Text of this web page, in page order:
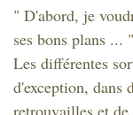
" D'abord, je
ses bons plans ... "
Les différentes
d'exception, dans
retrouvailles et de